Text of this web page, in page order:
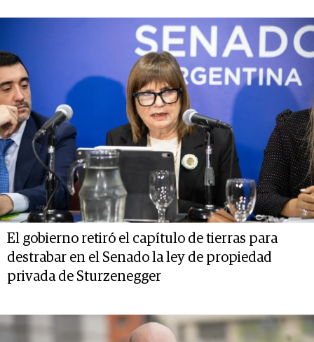
El gobierno retiró el capítulo de tierras para
destrabar en el Senado la ley de propiedad
privada de Sturzenegger